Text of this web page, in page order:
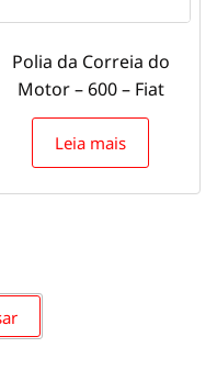
Polia da Correia do
Motor – 600 – Fiat
Leia mais